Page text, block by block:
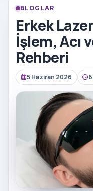
BLOGLAR
Erkek
İşlem, Acı
Rehberi
5 Haziran 2026